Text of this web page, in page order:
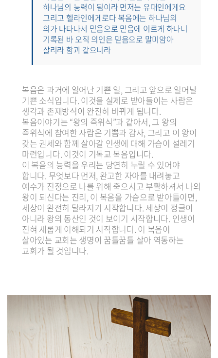
하나님의 능력이 됨이라 먼저는 유대인에게요
그리고 헬라인에게로다 복음에는 하나님의
의가 나타나서 믿음으로 믿음에 이르게 하나니
기록된 바 오직 의인은 믿음으로 말미암아
살리라 함과 같으니라
복음은 과거에 일어난 기쁜 일, 그리고 앞으로 일어날
기쁜 소식입니다. 이것을 실제로 받아들이는 사람은
생각과 존재방식이 완전히 바뀌게 됩니다.
복음이야기는 “왕의 즉위식”과 같아서, 그 왕의
즉위식에 참여한 사람은 기쁨과 감사, 그리고 이 왕이
갖는 권세와 함께 살아갈 인생에 대해 가슴이 설레기
마련입니다. 이것이 기독교 복음입니다.
이 복음의 능력을 우리는 당연히 누릴 수 있어야
합니다. 무엇보다 먼저, 완고한 자아를 내려놓고
예수가 진정으로 나를 위해 죽으시고 부활하셔서 나의
왕이 되신다는 진리, 이 복음을 가슴으로 받아들이면,
세상이 완전히 달라지기 시작합니다. 세상이 정글이
아니라 왕의 동산인 것이 보이기 시작합니다. 인생이
전혀 새롭게 이해되기 시작합니다. 이 복음이
살아있는 교회는 생명이 꿈틀꿈틀 살아 역동하는
교회가 될 것입니다.